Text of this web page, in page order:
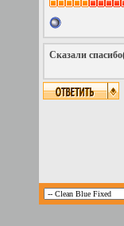
Сказали